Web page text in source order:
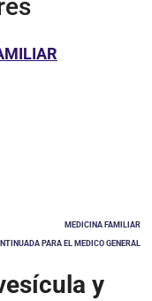
MEDICINA FAMILIAR
PARA EL MEDICO GENERAL
y